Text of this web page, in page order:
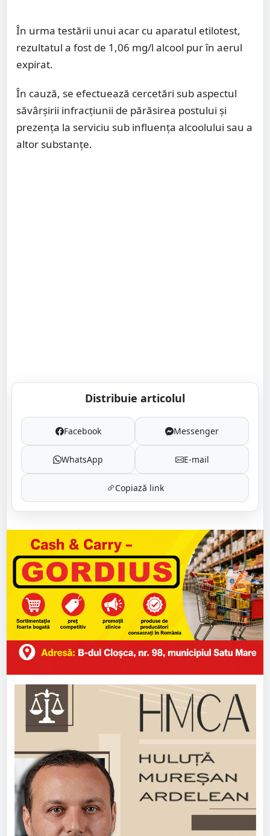
În urma testării unui acar cu aparatul etilotest,
rezultatul a fost de 1,06 mg/l alcool pur în aerul
expirat.
În cauză, se efectuează cercetări sub aspectul
săvârșirii infracțiunii de părăsirea postului și
prezența la serviciu sub influența alcoolului sau a
altor substanțe.
Distribuie articolul
Facebook Messenger
WhatsApp E-mail
Copiază link